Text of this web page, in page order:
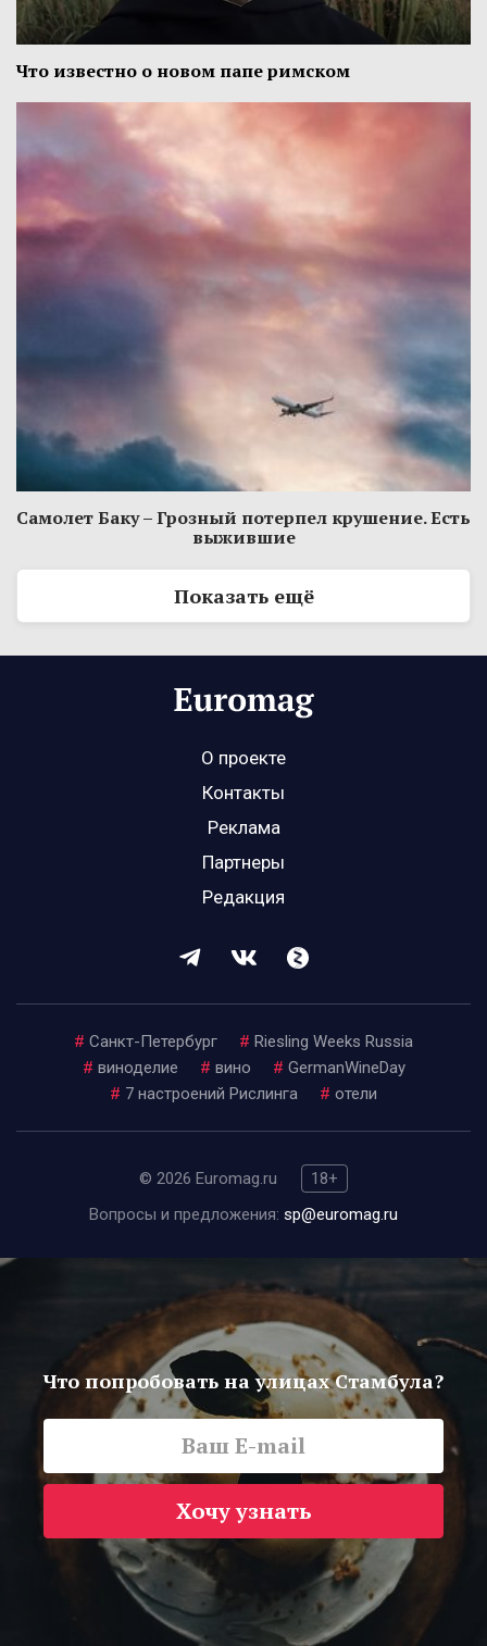
Что известно о новом папе римском
Самолет Баку – Грозный потерпел крушение. Есть
выжившие
Показать ещё
О проекте
Контакты
Реклама
Партнеры
Редакция
# Санкт-Петербург # Riesling Weeks Russia
# виноделие # вино # GermanWineDay
# 7 настроений Рислинга # отели
© 2026 Euromag.ru
18+
Вопросы и предложения: sp@euromag.ru
Что попробовать на улицах Стамбула?
Хочу узнать